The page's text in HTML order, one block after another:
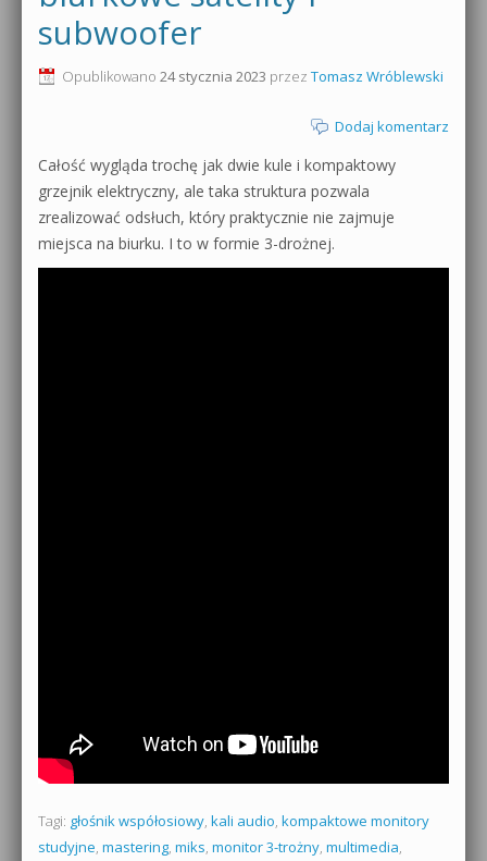
Produkcja muzyczna od podstaw
Dubstep z syntezatorem Massive
Kontakt 5 Kompendium
0dB.pl - informacje
Newsletter
Archiwum aktualności
Polityka prywatności
subwoofer
Opublikowano 24 stycznia 2023 przez Tomasz Wróblewski
Dodaj komentarz
Całość wygląda trochę jak dwie kule i kompaktowy
grzejnik elektryczny, ale taka struktura pozwala
zrealizować odsłuch, który praktycznie nie zajmuje
miejsca na biurku. I to w formie 3-drożnej.
Tagi: głośnik współosiowy, kali audio, kompaktowe monitory
studyjne, mastering, miks, monitor 3-trożny, multimedia,